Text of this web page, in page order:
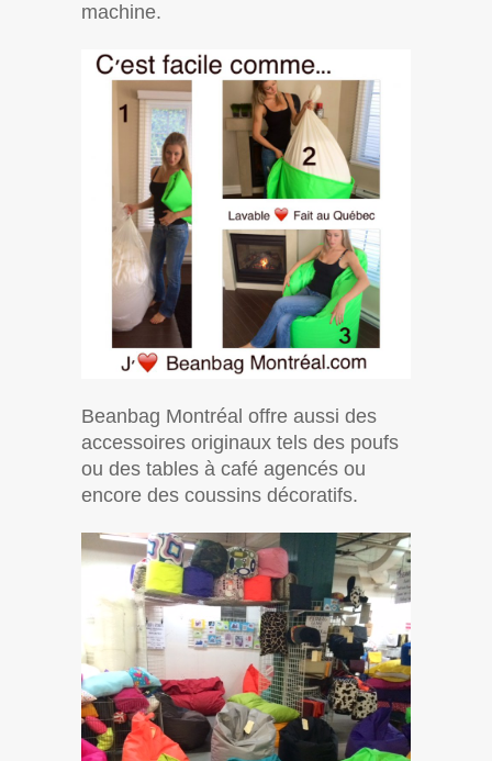
machine.
Beanbag Montréal offre aussi des
accessoires originaux tels des poufs
ou des tables à café agencés ou
encore des coussins décoratifs.